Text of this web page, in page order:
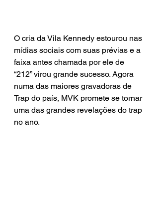
O cria da Vila Kennedy estourou nas
mídias sociais com suas prévias e a
faixa antes chamada por ele de
“212” virou grande sucesso. Agora
numa das maiores gravadoras de
Trap do país, MVK promete se tornar
uma das grandes revelações do trap
no ano.